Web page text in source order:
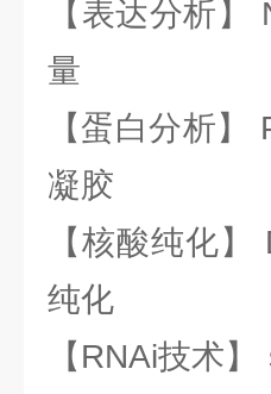
【表达分析
量
【蛋白分析
凝胶
【核酸纯化
纯化
【RNAi技术